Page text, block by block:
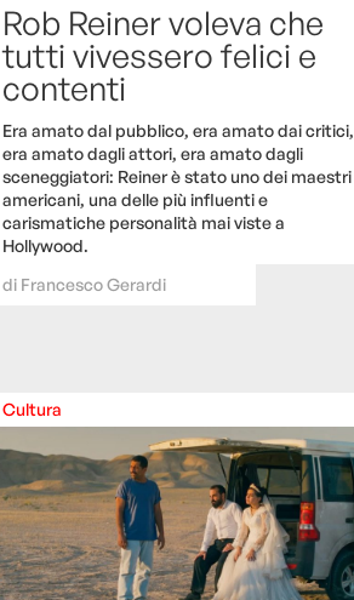
Rob Reiner voleva che
tutti vivessero felici e
contenti
Era amato dal pubblico, era amato dai critici,
era amato dagli attori, era amato dagli
sceneggiatori: Reiner è stato uno dei maestri
americani, una delle più influenti e
carismatiche personalità mai viste a
Hollywood.
di Francesco Gerardi
Cultura